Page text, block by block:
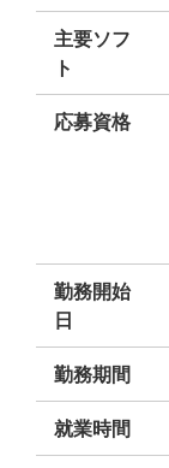
主要ソフ
ト
応募資格
勤務開始
日
勤務期間
就業時間